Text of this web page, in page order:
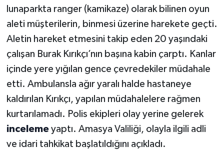
lunaparkta ranger (kamikaze) olarak bilinen oyun
aleti müşterilerin, binmesi üzerine harekete geçti.
Aletin hareket etmesini takip eden 20 yaşındaki
çalışan Burak Kırıkçı’nın başına kabin çarptı. Kanlar
içinde yere yığılan gence çevredekiler müdahale
etti. Ambulansla ağır yaralı halde hastaneye
kaldırılan Kırıkçı, yapılan müdahalelere rağmen
kurtarılamadı. Polis ekipleri olay yerine gelerek
incelemeyaptı. Amasya Valiliği, olayla ilgili adli
ve idari tahkikat başlatıldığını açıkladı.